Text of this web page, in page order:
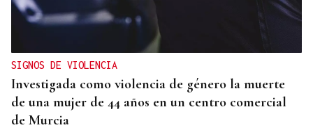
SIGNOS DE VIOLENCIA
Investigada como violencia de género la muerte
de una mujer de 44 años en un centro comercial
de Murcia